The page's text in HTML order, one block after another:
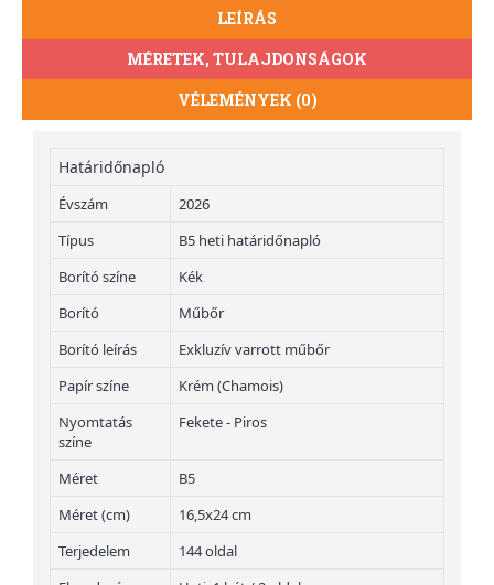
LEÍRÁS
MÉRETEK, TULAJDONSÁGOK
VÉLEMÉNYEK (0)
Határidőnapló
Évszám
2026
Típus
B5 heti határidőnapló
Borító színe
Kék
Borító
Műbőr
Borító leírás
Exkluzív varrott műbőr
Papír színe
Krém (Chamois)
Nyomtatás
színe
Fekete - Piros
Méret
B5
Méret (cm)
16,5x24 cm
Terjedelem
144 oldal